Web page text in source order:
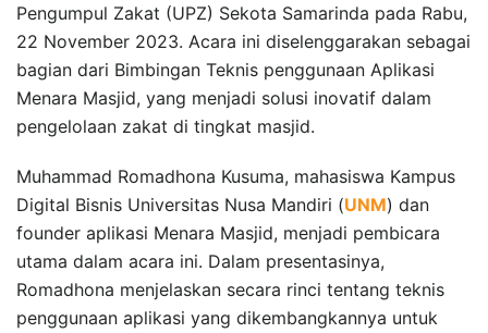
Pengumpul Zakat (UPZ) Sekota Samarinda pada Rabu,
22 November 2023. Acara ini diselenggarakan sebagai
bagian dari Bimbingan Teknis penggunaan Aplikasi
Menara Masjid, yang menjadi solusi inovatif dalam
pengelolaan zakat di tingkat masjid.
Muhammad Romadhona Kusuma, mahasiswa Kampus
Digital Bisnis Universitas Nusa Mandiri (UNM) dan
founder aplikasi Menara Masjid, menjadi pembicara
utama dalam acara ini. Dalam presentasinya,
Romadhona menjelaskan secara rinci tentang teknis
penggunaan aplikasi yang dikembangkannya untuk